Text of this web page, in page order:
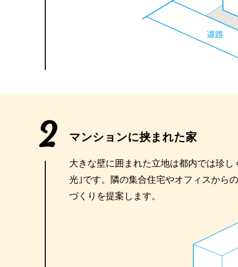
2 マンションに挟まれた家
大きな壁に囲まれた立地は都内では珍
光｣です。隣の集合住宅やオフィスから
づくりを提案します。